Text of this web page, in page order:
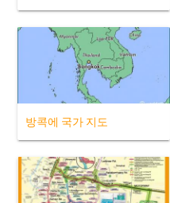
방콕에 국가 지도